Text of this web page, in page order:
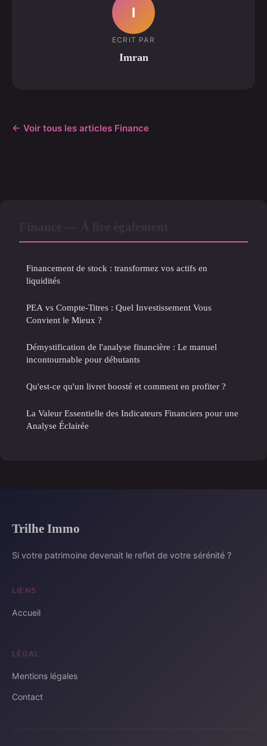
I
ECRIT PAR
Imran
← Voir tous les articles Finance
Financement de stock : transformez vos actifs en
liquidités
PEA vs Compte-Titres : Quel Investissement Vous
Convient le Mieux ?
Démystification de l'analyse financière : Le manuel
incontournable pour débutants
Qu'est-ce qu'un livret boosté et comment en profiter ?
La Valeur Essentielle des Indicateurs Financiers pour une
Analyse Éclairée
Trilhe Immo
Si votre patrimoine devenait le reflet de votre sérénité ?
LIENS
Accueil
LÉGAL
Mentions légales
Contact